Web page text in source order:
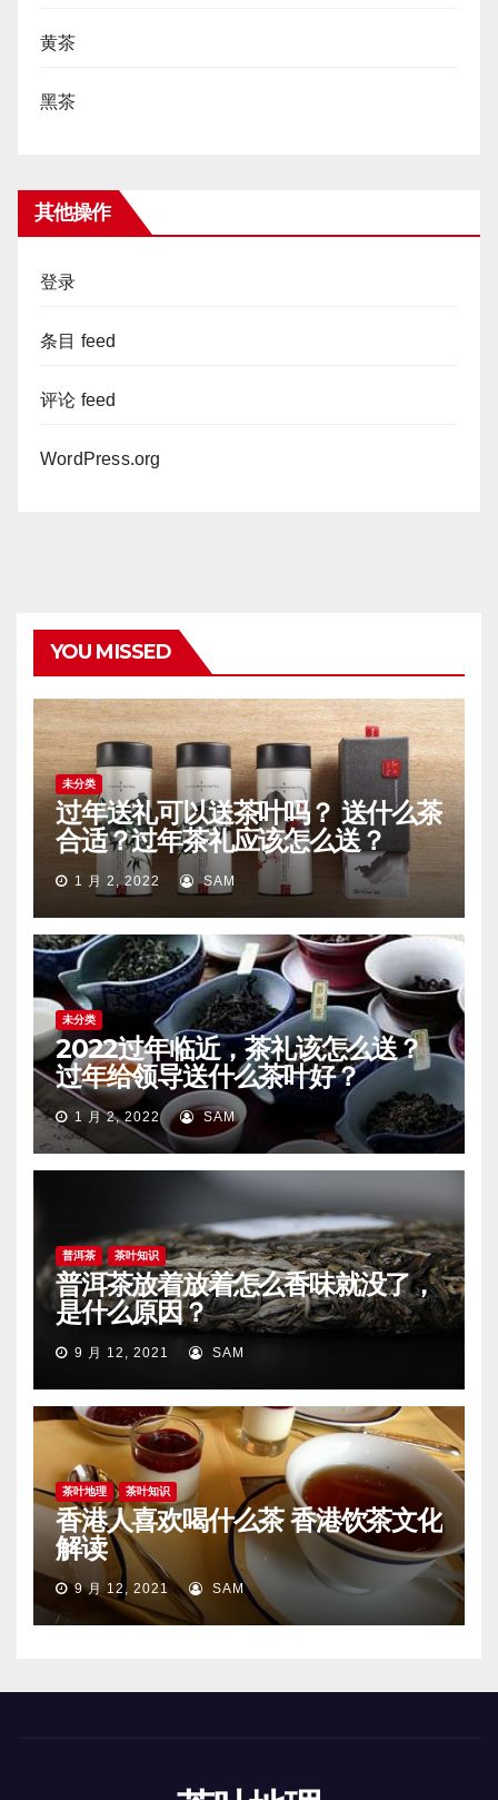
黄茶
黑茶
其他操作
登录
条目 feed
评论 feed
WordPress.org
YOU MISSED
未分类
过年送礼可以送茶叶吗？ 送什么茶
合适？过年茶礼应该怎么送？
1 月 2, 2022 SAM
未分类
2022过年临近，茶礼该怎么送？
过年给领导送什么茶叶好？
1 月 2, 2022 SAM
普洱茶 茶叶知识
普洱茶放着放着怎么香味就没了，
是什么原因？
9 月 12, 2021 SAM
茶叶地理 茶叶知识
香港人喜欢喝什么茶 香港饮茶文化
解读
9 月 12, 2021 SAM